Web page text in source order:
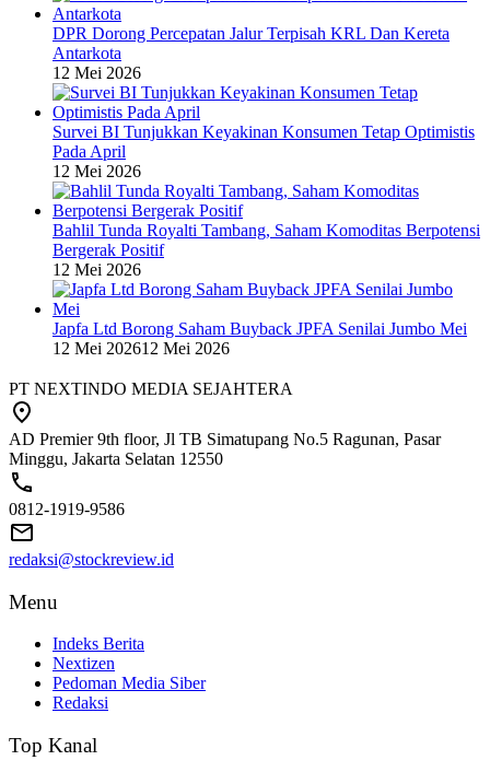
DPR Dorong Percepatan Jalur Terpisah KRL Dan Kereta
Antarkota
12 Mei 2026
Survei BI Tunjukkan Keyakinan Konsumen Tetap Optimistis
Pada April
12 Mei 2026
Bahlil Tunda Royalti Tambang, Saham Komoditas Berpotensi
Bergerak Positif
12 Mei 2026
Japfa Ltd Borong Saham Buyback JPFA Senilai Jumbo Mei
12 Mei 202612 Mei 2026
PT NEXTINDO MEDIA SEJAHTERA
AD Premier 9th floor, Jl TB Simatupang No.5 Ragunan, Pasar
Minggu, Jakarta Selatan 12550
0812-1919-9586
redaksi@stockreview.id
Menu
Indeks Berita
Nextizen
Pedoman Media Siber
Redaksi
Top Kanal